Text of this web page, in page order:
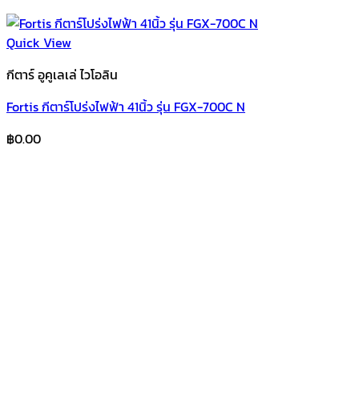
Quick View
กีตาร์ อูคูเลเล่ ไวโอลิน
Fortis กีตาร์โปร่งไฟฟ้า 41นิ้ว รุ่น FGX-700C N
฿0.00